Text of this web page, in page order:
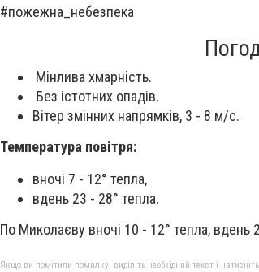
#пожежна_небезпека
Мінлива хмарність.
Без істотних опадів.
Вітер змінних напрямків, 3 - 8 м/с.
Температура повітря:
вночі 7 - 12° тепла,
вдень 23 - 28° тепла.
По Миколаєву вночі 10 - 12° тепла, вдень
Якщо ви помітили помилку, виділіть необхідний текст і